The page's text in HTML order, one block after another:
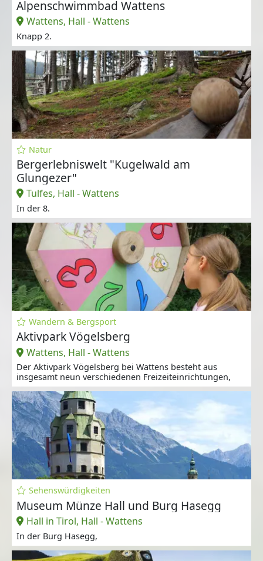
Alpenschwimmbad Wattens
Wattens, Hall - Wattens
Knapp 2.
Natur
Bergerlebniswelt "Kugelwald am
Glungezer"
Tulfes, Hall - Wattens
In der 8.
Wandern & Bergsport
Aktivpark Vögelsberg
Wattens, Hall - Wattens
Der Aktivpark Vögelsberg bei Wattens besteht aus
insgesamt neun verschiedenen Freizeiteinrichtungen,
Sehenswürdigkeiten
Museum Münze Hall und Burg Hasegg
Hall in Tirol, Hall - Wattens
In der Burg Hasegg,